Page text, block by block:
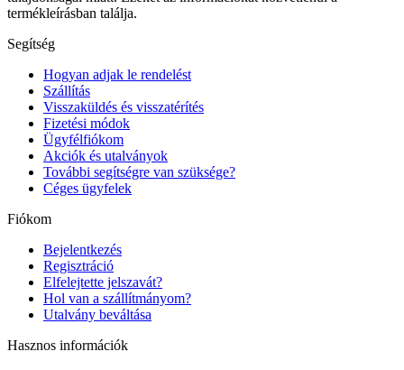
termékleírásban találja.
Segítség
Hogyan adjak le rendelést
Szállítás
Visszaküldés és visszatérítés
Fizetési módok
Ügyfélfiókom
Akciók és utalványok
További segítségre van szüksége?
Céges ügyfelek
Fiókom
Bejelentkezés
Regisztráció
Elfelejtette jelszavát?
Hol van a szállítmányom?
Utalvány beváltása
Hasznos információk